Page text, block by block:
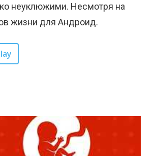
неуклюжими. Несмотря на
жизни для Андроид.